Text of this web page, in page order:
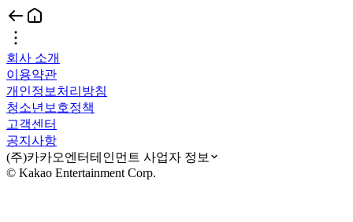
회사 소개
이용약관
개인정보처리방침
청소년보호정책
고객센터
공지사항
(주)카카오엔터테인먼트 사업자 정보
© Kakao Entertainment Corp.